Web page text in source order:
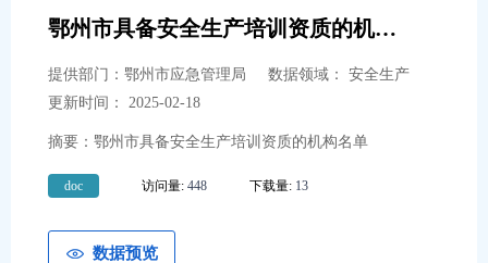
市卫健委
市农业农村局
市审计局
市教育局
市商务局
鄂州市具备安全生产培训资质的机构名单
提供部门：鄂州市应急管理局
数据领域： 安全生产
更新时间： 2025-02-18
摘要：鄂州市具备安全生产培训资质的机构名单
doc 访问量: 448 下载量: 13
数据预览